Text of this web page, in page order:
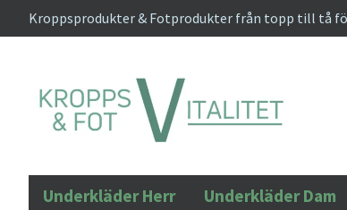
Kroppsprodukter & Fotprodukter från topp till tå
Underkläder Herr Underkläder Dam